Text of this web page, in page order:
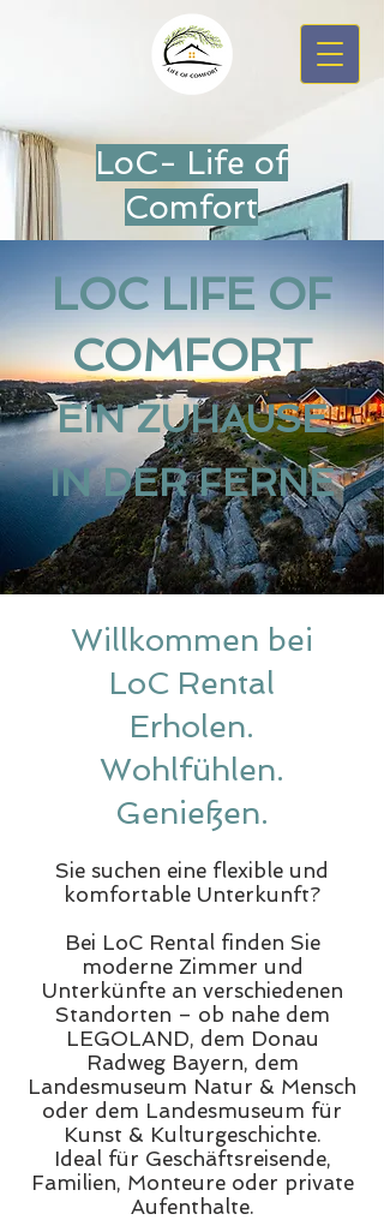
LoC- Life of
Comfort
LOC LIFE OF
COMFORT
EIN ZUHAUSE
IN DER FERNE
Willkommen bei
LoC Rental
Erholen.
Wohlfühlen.
Genießen.
Sie suchen eine flexible und
komfortable Unterkunft?
Bei LoC Rental finden Sie
moderne Zimmer und
Unterkünfte an verschiedenen
Standorten – ob nahe dem
LEGOLAND, dem Donau
Radweg Bayern, dem
Landesmuseum Natur & Mensch
oder dem Landesmuseum für
Kunst & Kulturgeschichte.
Ideal für Geschäftsreisende,
Familien, Monteure oder private
Aufenthalte.